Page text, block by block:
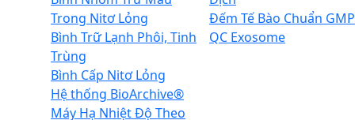
Trong Nitơ Lỏng
Bình Trữ Lạnh Phôi, Tinh
Trùng
Bình Cấp Nitơ Lỏng
Hệ thống BioArchive®
Máy Hạ Nhiệt Độ Theo
Đếm Tế Bào Chuẩn GMP
QC Exosome